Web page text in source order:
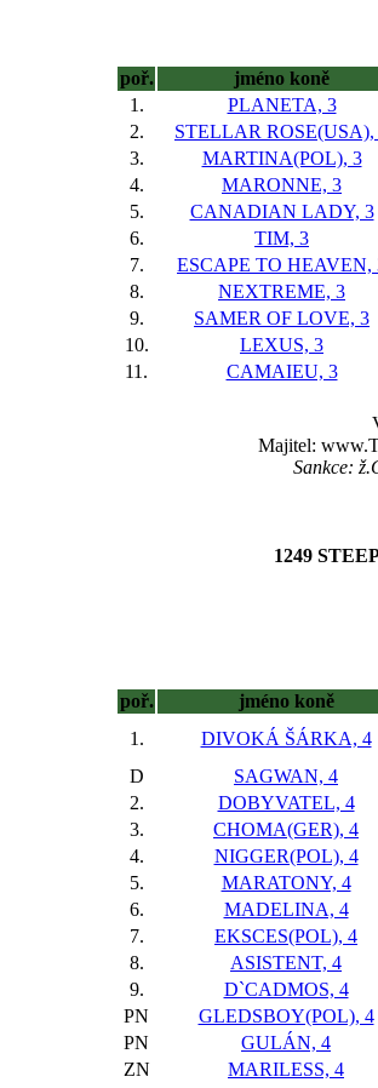
poř.
jméno koně
1.
PLANETA, 3
2.
STELLAR ROSE(USA),
3.
MARTINA(POL), 3
4.
MARONNE, 3
5.
CANADIAN LADY, 3
6.
TIM, 3
7.
ESCAPE TO HEAVEN,
8.
NEXTREME, 3
9.
SAMER OF LOVE, 3
10.
LEXUS, 3
11.
CAMAIEU, 3
Majitel:
Sankce:
1249
poř.
jméno koně
1.
DIVOKÁ ŠÁRKA, 4
D
SAGWAN, 4
2.
DOBYVATEL, 4
3.
CHOMA(GER), 4
4.
NIGGER(POL), 4
5.
MARATONY, 4
6.
MADELINA, 4
7.
EKSCES(POL), 4
8.
ASISTENT, 4
9.
D`CADMOS, 4
PN
GLEDSBOY(POL), 4
PN
GULÁN, 4
ZN
MARILESS, 4